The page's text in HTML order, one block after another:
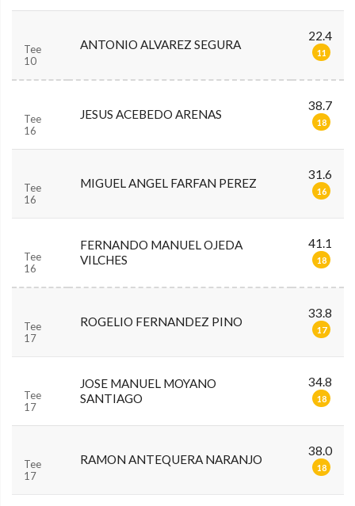
Tee
10
ANTONIO ALVAREZ SEGURA
22.4
11
Tee
16
JESUS ACEBEDO ARENAS
38.7
18
Tee
16
MIGUEL ANGEL FARFAN PEREZ
31.6
16
Tee
16
FERNANDO MANUEL OJEDA
VILCHES
41.1
18
Tee
17
ROGELIO FERNANDEZ PINO
33.8
17
Tee
17
JOSE MANUEL MOYANO
SANTIAGO
34.8
18
Tee
17
RAMON ANTEQUERA NARANJO
38.0
18